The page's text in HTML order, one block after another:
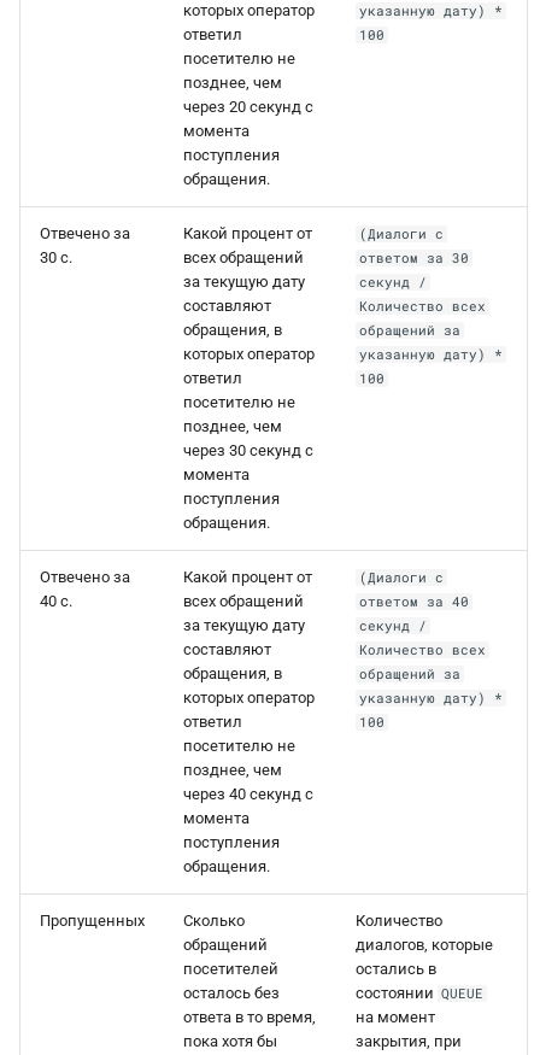
которых оператор
ответил
посетителю не
позднее, чем
через 20 секунд с
момента
поступления
обращения.
указанную дату) *
100
Отвечено за
30 с.
Какой процент от
всех обращений
за текущую дату
составляют
обращения, в
которых оператор
ответил
посетителю не
позднее, чем
через 30 секунд с
момента
поступления
обращения.
(Диалоги с
ответом за 30
секунд /
Количество всех
обращений за
указанную дату) *
100
Отвечено за
40 с.
Какой процент от
всех обращений
за текущую дату
составляют
обращения, в
которых оператор
ответил
посетителю не
позднее, чем
через 40 секунд с
момента
поступления
обращения.
(Диалоги с
ответом за 40
секунд /
Количество всех
обращений за
указанную дату) *
100
Пропущенных
Сколько
обращений
посетителей
осталось без
ответа в то время,
пока хотя бы
Количество
диалогов, которые
остались в
состоянии QUEUE
на момент
закрытия, при